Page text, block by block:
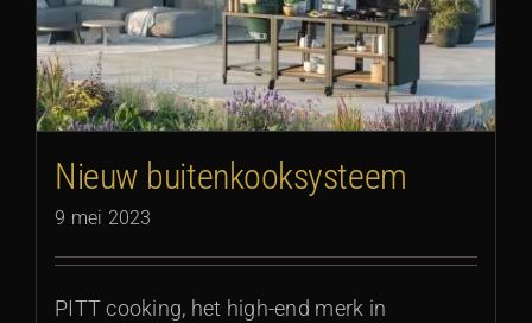
Nieuw buitenkooksysteem
9 mei 2023
PITT cooking, het high-end merk in